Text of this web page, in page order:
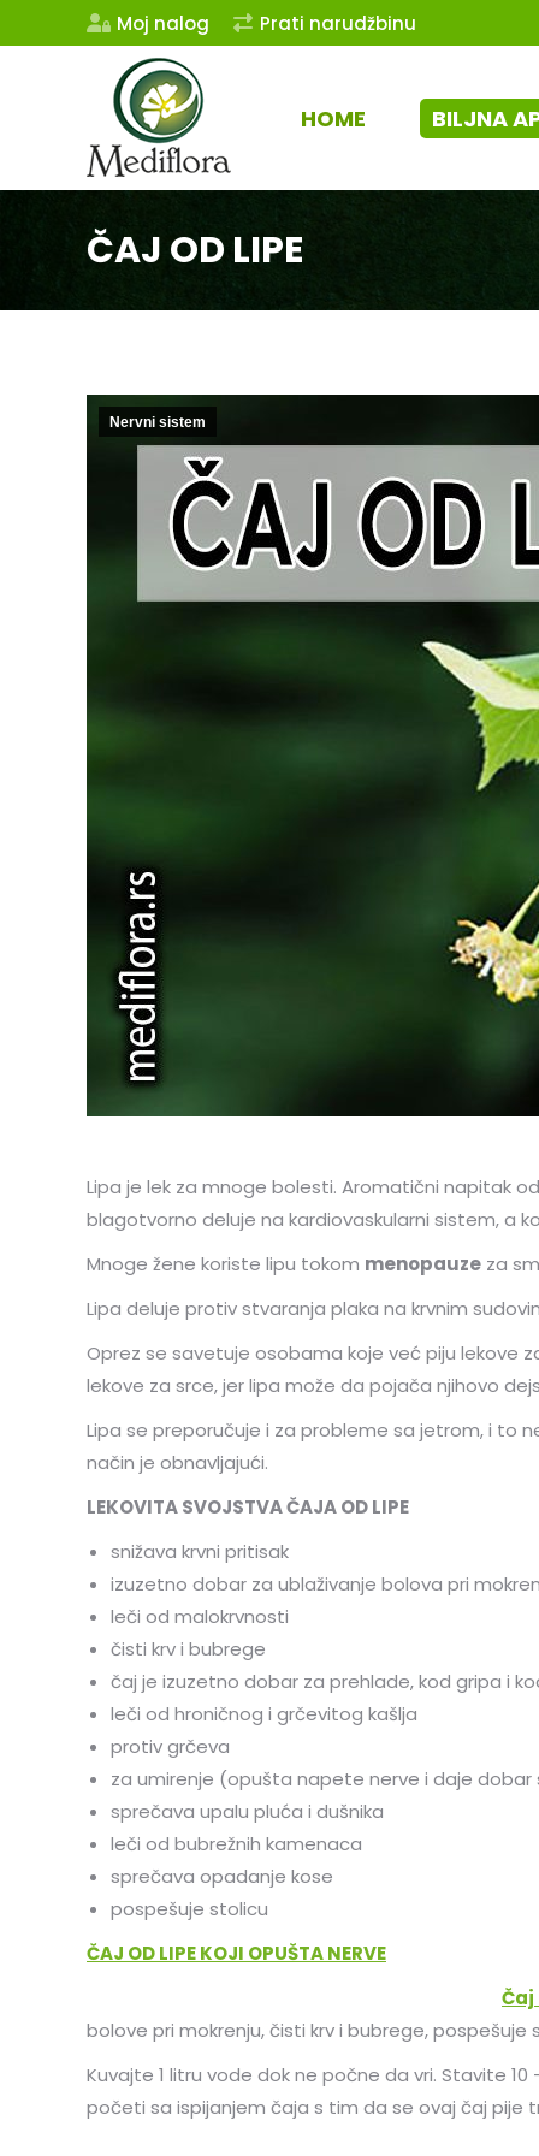
Moj nalog Prati narudžbinu
HOME BILJNA
ČAJ OD LIPE
Nervni sistem
Lipa je lek za mnoge bolesti. Aromatični napitak
blagotvorno deluje na kardiovaskularni sistem, a
Mnoge žene koriste lipu tokom menopauze za
Lipa deluje protiv stvaranja plaka na krvnim
Oprez se savetuje osobama koje već piju lekove
lekove za srce, jer lipa može da pojača njihovo
Lipa se preporučuje i za probleme sa jetrom, i to
način je obnavljajući.
LEKOVITA SVOJSTVA ČAJA OD LIPE
snižava krvni pritisak
izuzetno dobar za ublaživanje bolova pri
leči od malokrvnosti
čisti krv i bubrege
čaj je izuzetno dobar za prehlade, kod gripa i
leči od hroničnog i grčevitog kašlja
protiv grčeva
za umirenje (opušta napete nerve i daje dobar
sprečava upalu pluća i dušnika
leči od bubrežnih kamenaca
sprečava opadanje kose
pospešuje stolicu
ČAJ OD LIPE KOJI OPUŠTA NERVE
Čaj
bolove pri mokrenju, čisti krv i bubrege,
Kuvajte 1 litru vode dok ne počne da vri. Stavite
početi sa ispijanjem čaja s tim da se ovaj čaj pije